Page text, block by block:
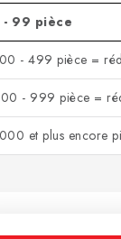
- 99 pièce
- 499 pièce =
- 999 pièce =
et plus encore